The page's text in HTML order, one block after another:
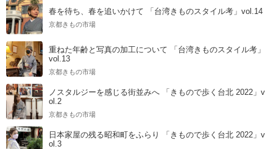
春を待ち、春を追いかけて 「台湾きものスタイル考」vol.14
京都きもの市場
重ねた年齢と写真の加工について 「台湾きものスタイル考」
vol.13
京都きもの市場
ノスタルジーを感じる街並みへ 「きもので歩く台北 2022」v
ol.2
京都きもの市場
日本家屋の残る昭和町をふらり 「きもので歩く台北 2022」v
ol.3